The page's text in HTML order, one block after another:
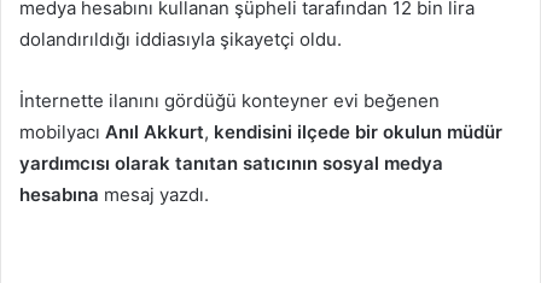
medya hesabını kullanan şüpheli tarafından 12 bin lira
dolandırıldığı iddiasıyla şikayetçi oldu.
İnternette ilanını gördüğü konteyner evi beğenen
mobilyacı Anıl Akkurt, kendisini ilçede bir okulun müdür
yardımcısı olarak tanıtan satıcının sosyal medya
hesabına mesaj yazdı.